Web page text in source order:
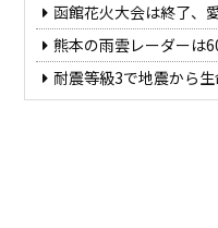
函館花火大会は終了、
熊本の雨雲レーダーは
耐震等級3で地震から